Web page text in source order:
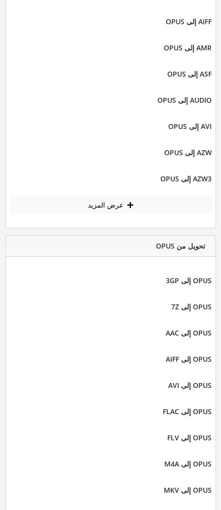
AIFF إلى OPUS
AMR إلى OPUS
ASF إلى OPUS
AUDIO إلى OPUS
AVI إلى OPUS
AZW إلى OPUS
AZW3 إلى OPUS
عرض المزيد
تحويل من OPUS
OPUS إلى 3GP
OPUS إلى 7Z
OPUS إلى AAC
OPUS إلى AIFF
OPUS إلى AVI
OPUS إلى FLAC
OPUS إلى FLV
OPUS إلى M4A
OPUS إلى MKV